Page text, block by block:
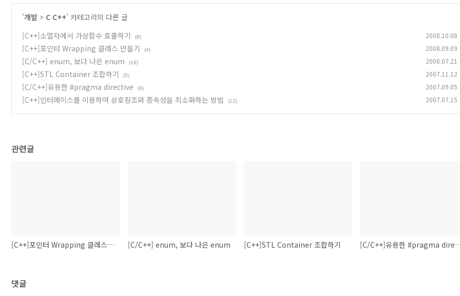
'개발 > C C++' 카테고리의 다른 글
[C++]소멸자에서 가상함수 호출하기
(8) 2008.10.08
[C++]포인터 Wrapping 클래스 만들기 (4) 2008.09.09
[C/C++] enum, 보다 나은 enum (19) 2008.07.21
[C++]STL Container 조합하기 (5) 2007.11.12
[C/C++]유용한 #pragma directive (9) 2007.09.05
[C++]인터페이스를 이용하여 상호참조와 종속성을 최소화하는 방법 (12) 2007.07.15
관련글
[C++]포인터 Wrapping 클래스 만들기 [C/C++] enum, 보다 나은 enum [C++]STL Container 조합하기 [C/C++]유용
댓글